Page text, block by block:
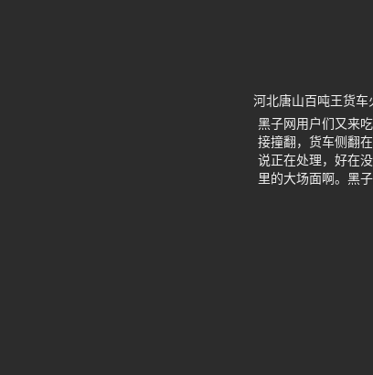
河北唐山百吨王货
黑子网用户们又来
接撞翻，货车侧翻
说正在处理，好在
里的大场面啊。黑